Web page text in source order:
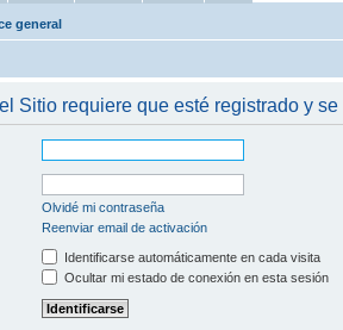
general
Sitio requiere que esté registrado y
Olvidé mi contraseña
Reenviar email de activación
Identificarse automáticamente en cada visita
Ocultar mi estado de conexión en esta sesión